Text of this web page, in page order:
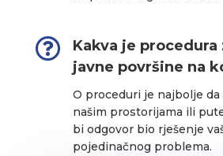

Kakva je
javne površine na
O proceduri je najbolje
našim prostorijama ili
bi odgovor bio rješenje
pojedinačnog problema.